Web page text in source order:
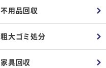
不用品回収
粗大ゴミ処分
家具回収